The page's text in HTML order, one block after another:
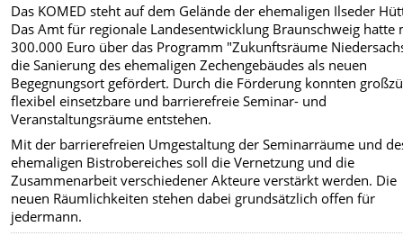
Das KOMED steht auf dem Gelände der ehemaligen Ilseder
Das Amt für regionale Landesentwicklung Braunschweig hatte
300.000 Euro über das Programm "Zukunftsräume
die Sanierung des ehemaligen Zechengebäudes als neuen
Begegnungsort gefördert. Durch die Förderung konnten
flexibel einsetzbare und barrierefreie Seminar- und
Veranstaltungsräume entstehen.
Mit der barrierefreien Umgestaltung der Seminarräume und
ehemaligen Bistrobereiches soll die Vernetzung und die
Zusammenarbeit verschiedener Akteure verstärkt werden. Die
neuen Räumlichkeiten stehen dabei grundsätzlich offen für
jedermann.